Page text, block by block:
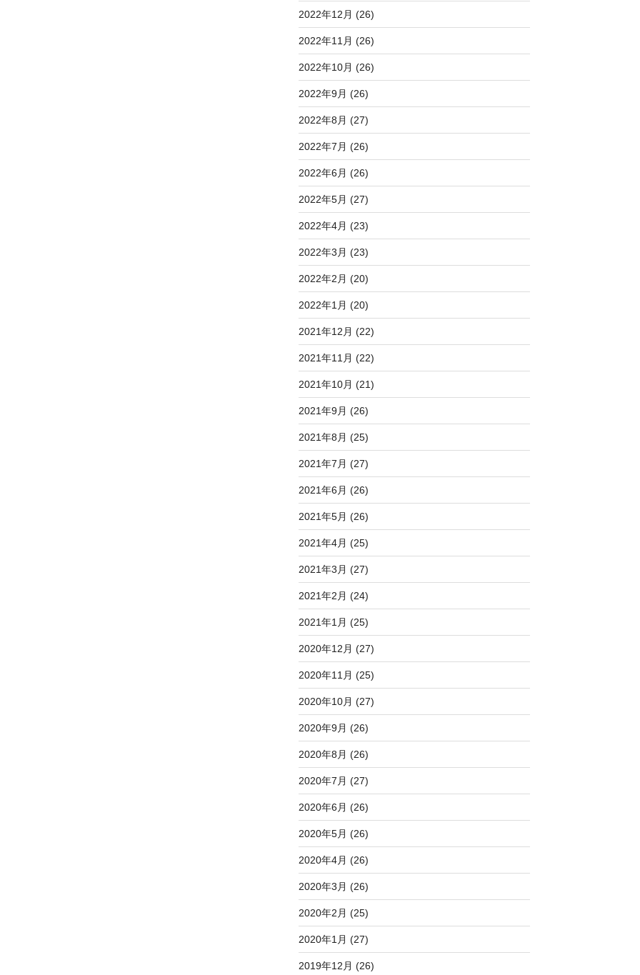
2022年12月 (26)
2022年11月 (26)
2022年10月 (26)
2022年9月 (26)
2022年8月 (27)
2022年7月 (26)
2022年6月 (26)
2022年5月 (27)
2022年4月 (23)
2022年3月 (23)
2022年2月 (20)
2022年1月 (20)
2021年12月 (22)
2021年11月 (22)
2021年10月 (21)
2021年9月 (26)
2021年8月 (25)
2021年7月 (27)
2021年6月 (26)
2021年5月 (26)
2021年4月 (25)
2021年3月 (27)
2021年2月 (24)
2021年1月 (25)
2020年12月 (27)
2020年11月 (25)
2020年10月 (27)
2020年9月 (26)
2020年8月 (26)
2020年7月 (27)
2020年6月 (26)
2020年5月 (26)
2020年4月 (26)
2020年3月 (26)
2020年2月 (25)
2020年1月 (27)
2019年12月 (26)